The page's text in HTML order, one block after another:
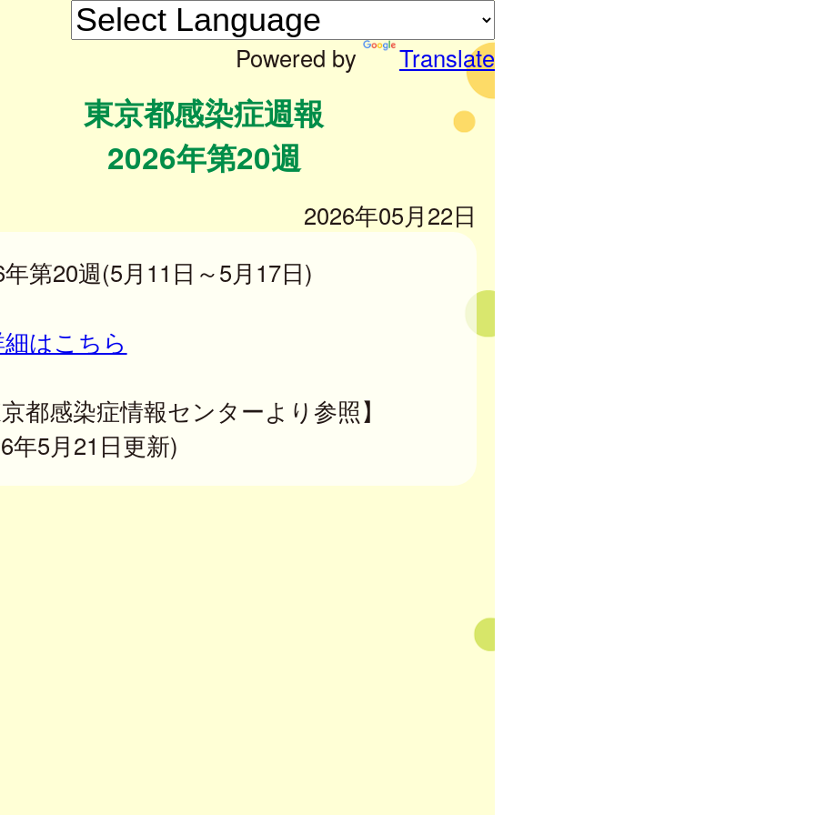
Powered by Translate
東京都感染症週報
2026年第20週
2026年05月22日
第20週(5月11日～5月17日)
はこちら
都感染症情報センターより参照】
年5月21日更新)